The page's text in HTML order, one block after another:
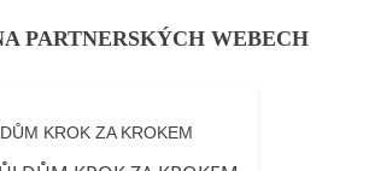
PARTNERSKÝCH WEBECH
KROK ZA KROKEM